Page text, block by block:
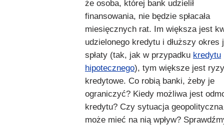
że osoba, której bank udzielił
finansowania, nie będzie spłacała
miesięcznych rat. Im większa jest
udzielonego kredytu i dłuższy okres
spłaty (tak, jak w przypadku kredytu
hipotecznego), tym większe jest
kredytowe. Co robią banki, żeby je
ograniczyć? Kiedy możliwa jest
kredytu? Czy sytuacja geopolityczna
może mieć na nią wpływ?